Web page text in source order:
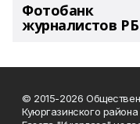
Фотобанк
журналистов РБ
© 2015-2026
Куюргазинского